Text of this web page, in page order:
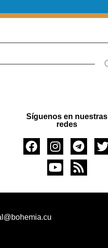
Síguenos en nuestras
redes